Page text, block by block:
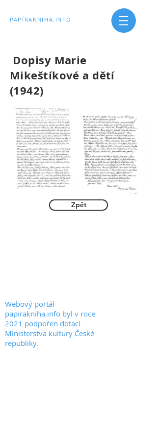
PAPÍRAKNIHA.INFO
Dopisy Marie
Mikeštíkové a dětí
(1942)
Zpět
Webový portál
papirakniha.info byl v roce
2021 podpořen dotací
Ministerstva kultury České
republiky.